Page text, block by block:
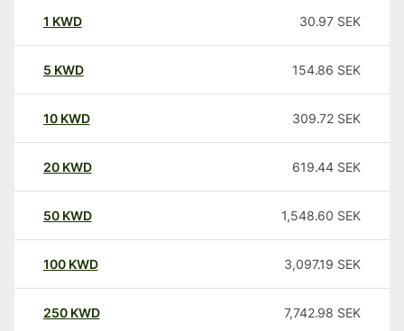
1 KWD 30.97 SEK
5 KWD 154.86 SEK
10 KWD 309.72 SEK
20 KWD 619.44 SEK
50 KWD 1,548.60 SEK
100 KWD 3,097.19 SEK
250 KWD 7,742.98 SEK